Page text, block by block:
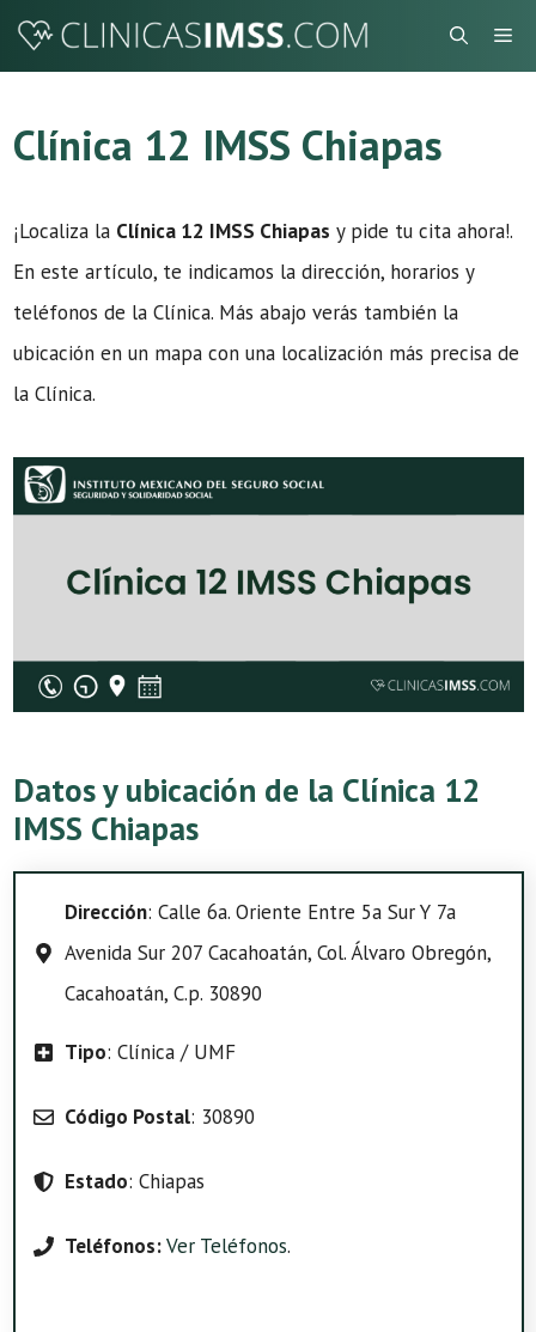
Saltar
Clínica 12 IMSS Chiapas
¡Localiza la Clínica 12 IMSS Chiapas y pide tu cita ahora!.
En este artículo, te indicamos la dirección, horarios y
teléfonos de la Clínica. Más abajo verás también la
ubicación en un mapa con una localización más precisa de
la Clínica.
Datos y ubicación de la Clínica 12
IMSS Chiapas
Dirección: Calle 6a. Oriente Entre 5a Sur Y 7a
Avenida Sur 207 Cacahoatán, Col. Álvaro Obregón,
Cacahoatán, C.p. 30890
Tipo: Clínica / UMF
Código Postal: 30890
Estado: Chiapas
Teléfonos:Ver Teléfonos.